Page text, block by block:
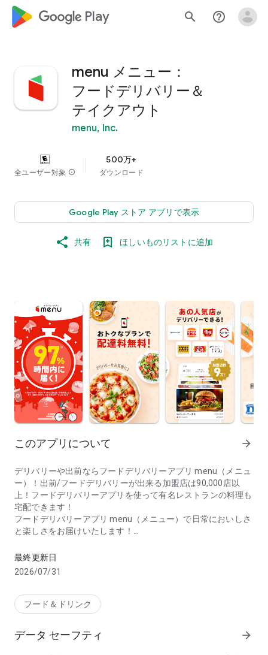
google_logo Play search help_outline
menu メニュー：
フードデリバリー＆
テイクアウト
menu, Inc.
全ユーザー対象 info
500万+
ダウンロード
Google Play ストア アプリで表示
共有 ほしいものリストに追加
このアプリについて arrow_forward
デリバリーや出前ならフードデリバリーアプリ menu（メニュ
ー）！出前/フードデリバリーが出来る加盟店は90,000店以
上！フードデリバリーアプリを使って有名レストランの料理も
宅配できます！
フードデリバリーアプリ menu（メニュー）で日常においしさ
と楽しさをお届けいたします！
【こんな方におススメのフードデリバリーアプリ menu(メニ
ュー)】
探している
・家から出たくないのでお店の料理を宅配してほしい
・夜中に急にがっつりメニューが食べたくなるので出前で頼ん
最終更新日
2026/07/31
フード＆ドリンク
データ セーフティ arrow_forward